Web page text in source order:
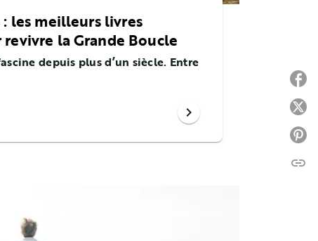
: les meilleurs livres
la Grande Boucle
depuis plus d’un siècle. Entre
chevron_right
link